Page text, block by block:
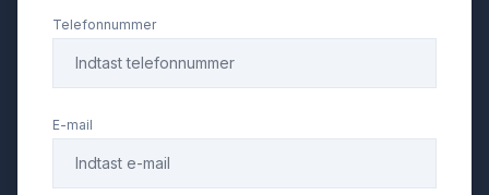
Tonede ruder
Tågelygter
Telefonnummer
E-mail